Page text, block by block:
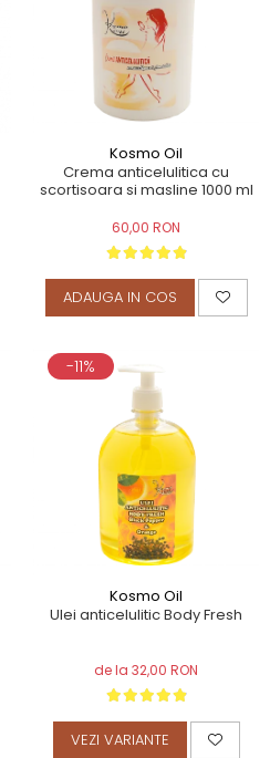
Kosmo Oil
Crema anticelulitica cu
scortisoara si masline 1000 ml
60,00 RON
ADAUGA IN COS
-11%
Kosmo Oil
Ulei anticelulitic Body Fresh
de la 32,00 RON
VEZI VARIANTE